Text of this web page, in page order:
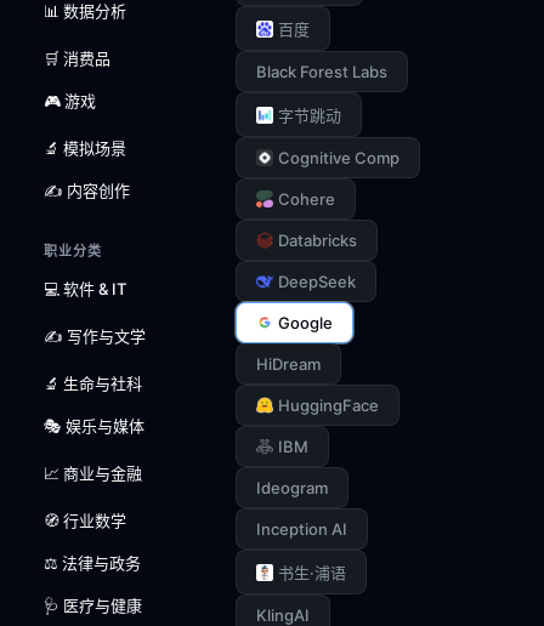
📊 数据分析
🛒 消费品
🎮 游戏
🔬 模拟场景
✍️ 内容创作
职业分类
💻 软件 & IT
✍️ 写作与文学
🔬 生命与社科
🎭 娱乐与媒体
📈 商业与金融
🧭 行业数学
⚖️ 法律与政务
🩺 医疗与健康
百度
Black Forest Labs
字节跳动
Cognitive Comp
Cohere
Databricks
DeepSeek
Google
HiDream
HuggingFace
IBM
Ideogram
Inception AI
书生·浦语
KlingAI